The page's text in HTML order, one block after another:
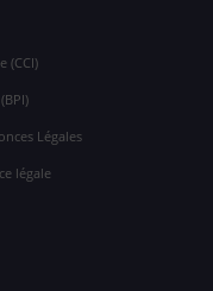
(CCI)
Légales
légale